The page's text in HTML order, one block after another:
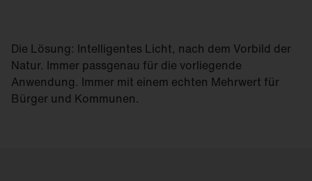
Die Lösung: Intelligentes Licht, nach dem Vorbild der
Natur. Immer passgenau für die vorliegende
Anwendung. Immer mit einem echten Mehrwert für
Bürger und Kommunen.